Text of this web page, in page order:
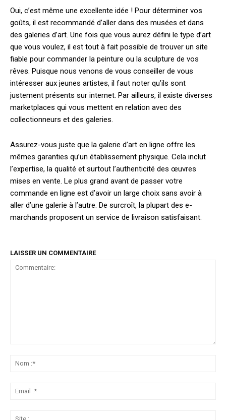
Oui, c’est même une excellente idée ! Pour déterminer vos
goûts, il est recommandé d’aller dans des musées et dans
des galeries d’art. Une fois que vous aurez défini le type d’art
que vous voulez, il est tout à fait possible de trouver un site
fiable pour commander la peinture ou la sculpture de vos
rêves. Puisque nous venons de vous conseiller de vous
intéresser aux jeunes artistes, il faut noter qu’ils sont
justement présents sur internet. Par ailleurs, il existe diverses
marketplaces qui vous mettent en relation avec des
collectionneurs et des galeries.
Assurez-vous juste que la galerie d’art en ligne offre les
mêmes garanties qu’un établissement physique. Cela inclut
l’expertise, la qualité et surtout l’authenticité des œuvres
mises en vente. Le plus grand avant de passer votre
commande en ligne est d’avoir un large choix sans avoir à
aller d’une galerie à l’autre. De surcroît, la plupart des e-
marchands proposent un service de livraison satisfaisant.
LAISSER UN COMMENTAIRE